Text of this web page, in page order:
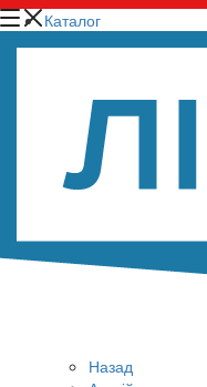
Каталог
Назад